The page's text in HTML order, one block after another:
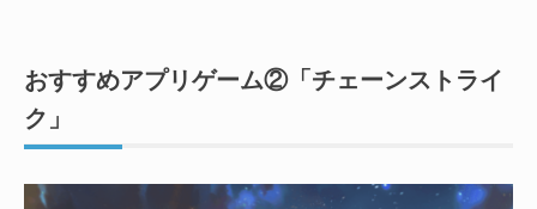
おすすめアプリゲーム②「チェーンストライ
ク」